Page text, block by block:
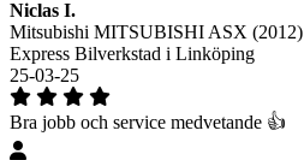
Niclas I.
Mitsubishi MITSUBISHI ASX (2012)
Express Bilverkstad i Linköping
25-03-25
Bra jobb och service medvetande 👍